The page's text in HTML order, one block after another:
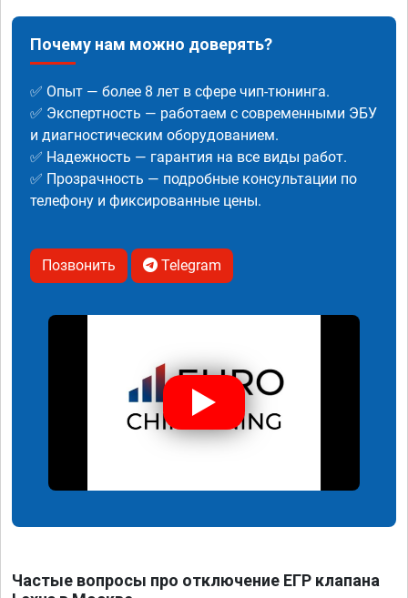
Почему нам можно доверять?
✅ Опыт — более 8 лет в сфере чип-тюнинга.
✅ Экспертность — работаем с современными ЭБУ
и диагностическим оборудованием.
✅ Надежность — гарантия на все виды работ.
✅ Прозрачность — подробные консультации по
телефону и фиксированные цены.
Позвонить Telegram
Частые вопросы про отключение ЕГР клапана